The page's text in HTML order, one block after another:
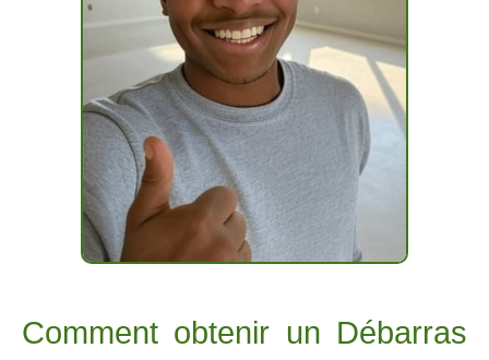
Comment obtenir un Débarras